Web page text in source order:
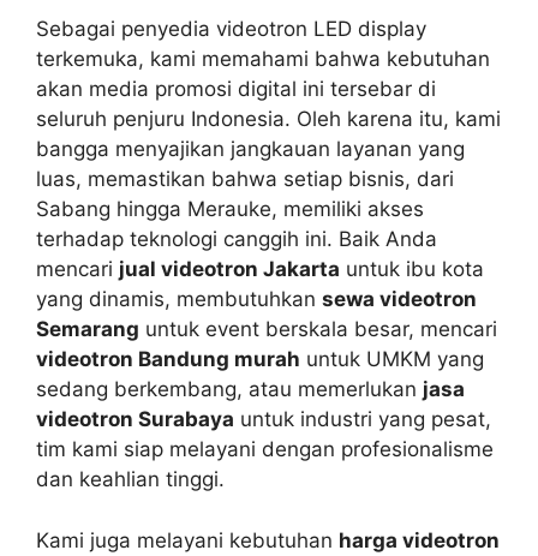
Sebagai penyedia videotron LED display
terkemuka, kami memahami bahwa kebutuhan
akan media promosi digital ini tersebar di
seluruh penjuru Indonesia. Oleh karena itu, kami
bangga menyajikan jangkauan layanan yang
luas, memastikan bahwa setiap bisnis, dari
Sabang hingga Merauke, memiliki akses
terhadap teknologi canggih ini. Baik Anda
mencari jual videotron Jakarta untuk ibu kota
yang dinamis, membutuhkan sewa videotron
Semarang untuk event berskala besar, mencari
videotron Bandung murah untuk UMKM yang
sedang berkembang, atau memerlukan jasa
videotron Surabaya untuk industri yang pesat,
tim kami siap melayani dengan profesionalisme
dan keahlian tinggi.
Kami juga melayani kebutuhan harga videotron